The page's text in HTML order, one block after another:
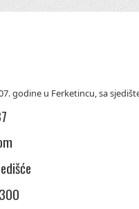
godine u Ferketincu, sa